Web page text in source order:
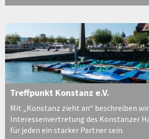
Treffpunkt Konstanz e.V.
Mit „Konstanz zieht an“ beschreiben
Interessenvertretung des Konstanzer
für jeden ein starker Partner sein.